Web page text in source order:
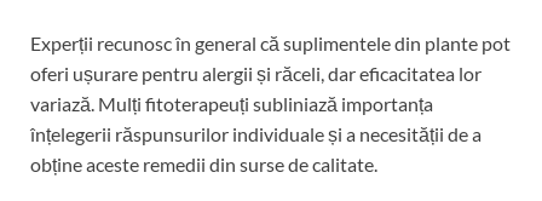
Experții recunosc în general că suplimentele din plante pot
oferi ușurare pentru alergii și răceli, dar eficacitatea lor
variază. Mulți fitoterapeuți subliniază importanța
înțelegerii răspunsurilor individuale și a necesității de a
obține aceste remedii din surse de calitate.